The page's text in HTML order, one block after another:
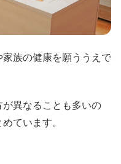
族の健康を願ううえで
異なることも多いの
ています。